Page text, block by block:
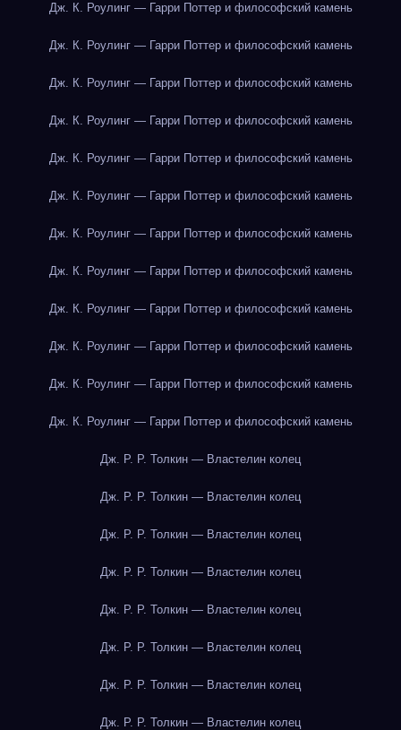
Дж. К. Роулинг — Гарри Поттер и философский камень
Дж. К. Роулинг — Гарри Поттер и философский камень
Дж. К. Роулинг — Гарри Поттер и философский камень
Дж. К. Роулинг — Гарри Поттер и философский камень
Дж. К. Роулинг — Гарри Поттер и философский камень
Дж. К. Роулинг — Гарри Поттер и философский камень
Дж. К. Роулинг — Гарри Поттер и философский камень
Дж. К. Роулинг — Гарри Поттер и философский камень
Дж. К. Роулинг — Гарри Поттер и философский камень
Дж. К. Роулинг — Гарри Поттер и философский камень
Дж. К. Роулинг — Гарри Поттер и философский камень
Дж. К. Роулинг — Гарри Поттер и философский камень
Дж. Р. Р. Толкин — Властелин колец
Дж. Р. Р. Толкин — Властелин колец
Дж. Р. Р. Толкин — Властелин колец
Дж. Р. Р. Толкин — Властелин колец
Дж. Р. Р. Толкин — Властелин колец
Дж. Р. Р. Толкин — Властелин колец
Дж. Р. Р. Толкин — Властелин колец
Дж. Р. Р. Толкин — Властелин колец